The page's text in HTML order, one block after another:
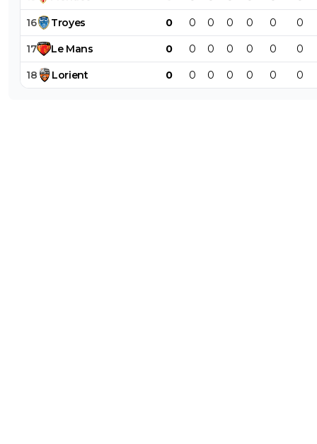
16 Troyes 0 0 0 0 0 0 0
17 Le Mans 0 0 0 0 0 0 0
18 Lorient 0 0 0 0 0 0 0